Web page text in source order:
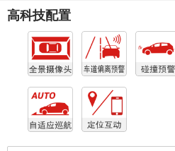
高科技配置